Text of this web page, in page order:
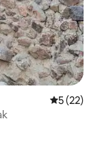
5 (22)